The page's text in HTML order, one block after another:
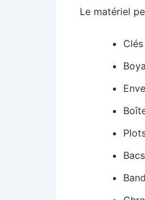
Le matériel